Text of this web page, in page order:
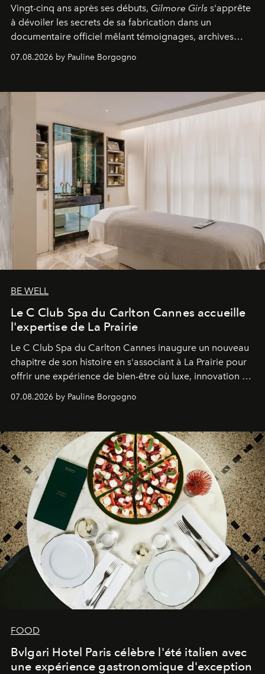
Vingt-cinq ans après ses débuts, Gilmore Girls s'apprête
à dévoiler les secrets de sa fabrication dans un
documentaire officiel mêlant témoignages, archives
générationnel.
07.08.2026 by Pauline Borgogno
BE WELL
Le C Club Spa du Carlton Cannes accueille
l'expertise de La Prairie
Le C Club Spa du Carlton Cannes inaugure un nouveau
chapitre de son histoire en s'associant à La Prairie pour
offrir une expérience de bien-être où luxe, innovation et
07.08.2026 by Pauline Borgogno
FOOD
Bvlgari Hotel Paris célèbre l'été italien avec
une expérience gastronomique d'exception